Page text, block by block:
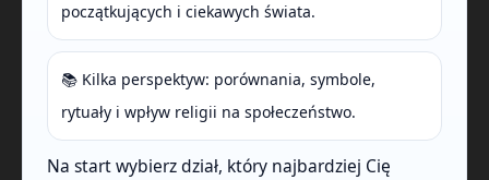
początkujących i ciekawych świata.
📚 Kilka perspektyw: porównania, symbole,
rytuały i wpływ religii na społeczeństwo.
Na start wybierz dział, który najbardziej Cię